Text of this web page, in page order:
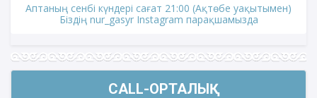
Аптаның сенбі күндері сағат 21:00 (Ақтөбе уақытымен)
Біздің nur_gasyr Instagram парақшамызда
CALL-ОРТАЛЫҚ